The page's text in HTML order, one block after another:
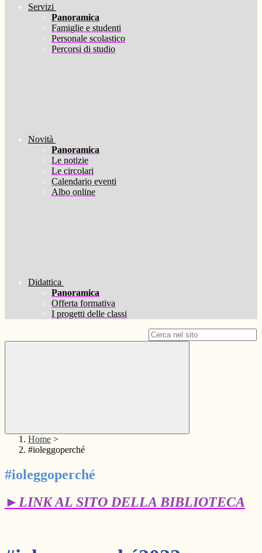
Servizi
Panoramica
Famiglie e studenti
Personale scolastico
Percorsi di studio
Novità
Panoramica
Le notizie
Le circolari
Calendario eventi
Albo online
Didattica
Panoramica
Offerta formativa
I progetti delle classi
Home >
#ioleggoperché
#ioleggoperché
►LINK AL SITO DELLA BIBLIOTECA